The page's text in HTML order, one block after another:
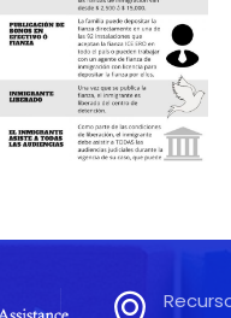
DERECHOS:
el proceso de